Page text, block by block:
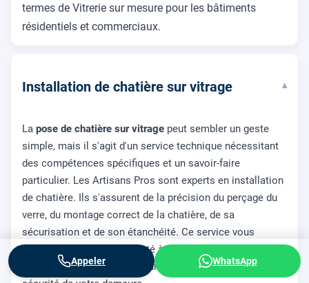
termes de Vitrerie sur mesure pour les bâtiments
résidentiels et commerciaux.
Installation de chatière sur vitrage ▾
La pose de chatière sur vitrage peut sembler un geste
simple, mais il s'agit d'un service technique nécessitant
des compétences spécifiques et un savoir-faire
particulier. Les Artisans Pros sont experts en installation
de chatière. Ils s'assurent de la précision du perçage du
verre, du montage correct de la chatière, de sa
sécurisation et de son étanchéité. Ce service vous
permet d'offrir plus de liberté à votre animal de
compagnie tout en maintenant la température et la
Appeler WhatsApp